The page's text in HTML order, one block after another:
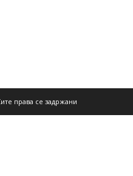
права се задржани